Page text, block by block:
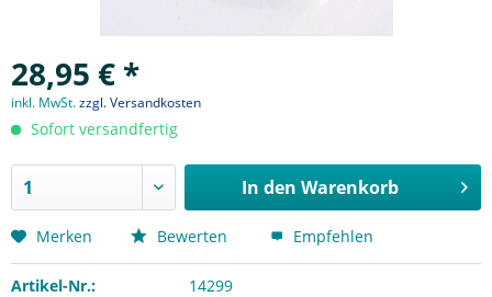
28,95 € *
inkl. MwSt.zzgl. Versandkosten
Sofort versandfertig
In den Warenkorb
Merken Bewerten Empfehlen
Artikel-Nr.: 14299